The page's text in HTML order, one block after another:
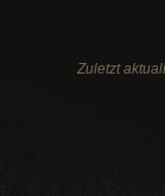
Zuletzt